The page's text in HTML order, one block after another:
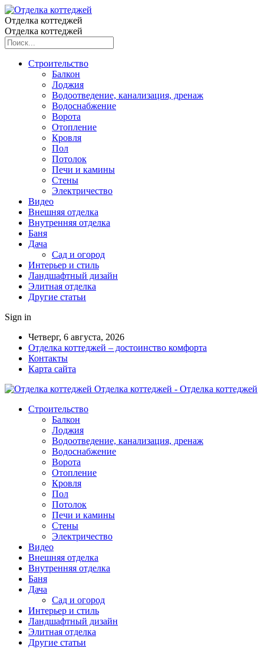
Отделка коттеджей
Отделка коттеджей
Строительство
Балкон
Лоджия
Водоотведение, канализация, дренаж
Водоснабжение
Ворота
Отопление
Кровля
Пол
Потолок
Печи и камины
Стены
Электричество
Видео
Внешняя отделка
Внутренняя отделка
Баня
Дача
Сад и огород
Интерьер и стиль
Ландшафтный дизайн
Элитная отделка
Другие статьи
Sign in
Четверг, 6 августа, 2026
Отделка коттеджей – достоинство комфорта
Контакты
Карта сайта
Отделка коттеджей - Отделка коттеджей
Строительство
Балкон
Лоджия
Водоотведение, канализация, дренаж
Водоснабжение
Ворота
Отопление
Кровля
Пол
Потолок
Печи и камины
Стены
Электричество
Видео
Внешняя отделка
Внутренняя отделка
Баня
Дача
Сад и огород
Интерьер и стиль
Ландшафтный дизайн
Элитная отделка
Другие статьи